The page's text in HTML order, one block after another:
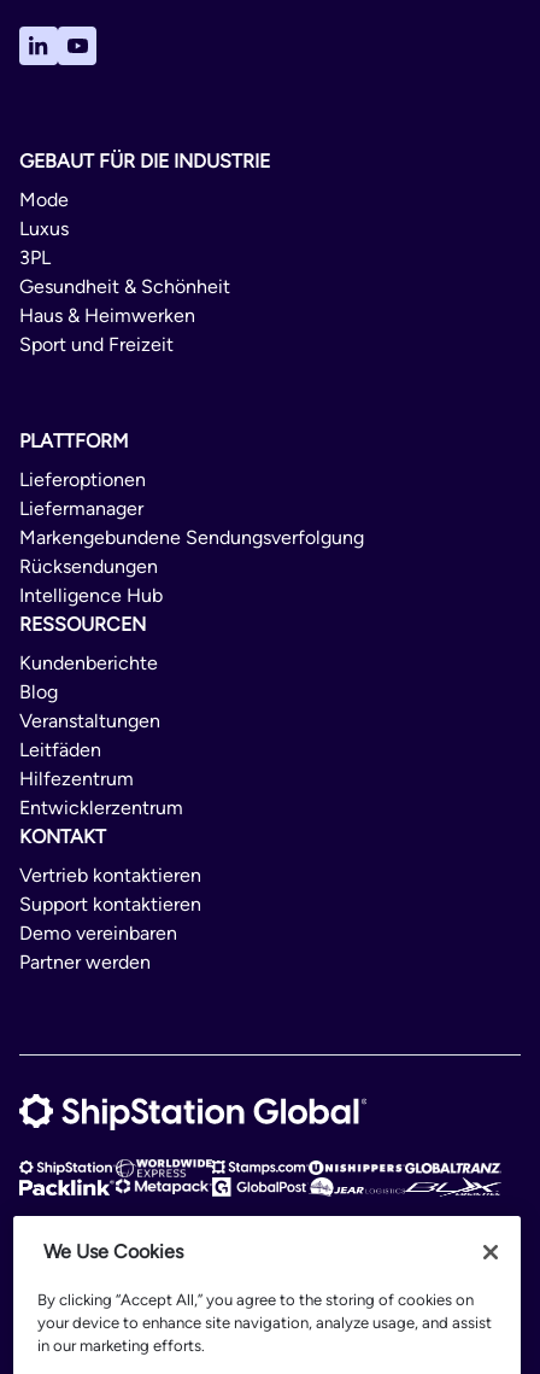
GEBAUT FÜR DIE INDUSTRIE
Mode
Luxus
3PL
Gesundheit & Schönheit
Haus & Heimwerken
Sport und Freizeit
PLATTFORM
Lieferoptionen
Liefermanager
Markengebundene Sendungsverfolgung
Rücksendungen
Intelligence Hub
RESSOURCEN
Kundenberichte
Blog
Veranstaltungen
Leitfäden
Hilfezentrum
Entwicklerzentrum
KONTAKT
Vertrieb kontaktieren
Support kontaktieren
Demo vereinbaren
Partner werden
ShipStation Global is an intelligent logistics platform. ShipStation Global —
Patents
We Use Cookies
By clicking “Accept All,” you agree to the storing of cookies on
your device to enhance site navigation, analyze usage, and assist
in our marketing efforts.